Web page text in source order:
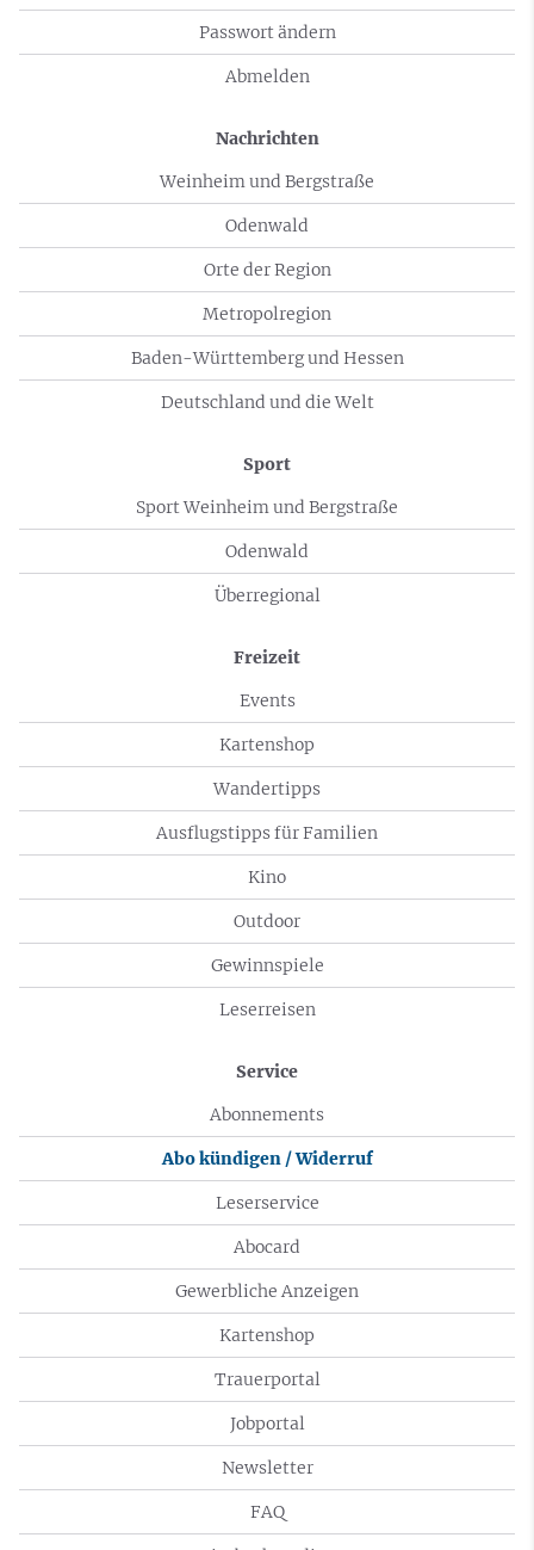
Passwort ändern
Abmelden
Nachrichten
Weinheim und Bergstraße
Odenwald
Orte der Region
Metropolregion
Baden-Württemberg und Hessen
Deutschland und die Welt
Sport
Sport Weinheim und Bergstraße
Odenwald
Überregional
Freizeit
Events
Kartenshop
Wandertipps
Ausflugstipps für Familien
Kino
Outdoor
Gewinnspiele
Leserreisen
Service
Abonnements
Abo kündigen / Widerruf
Leserservice
Abocard
Gewerbliche Anzeigen
Kartenshop
Trauerportal
Jobportal
Newsletter
FAQ